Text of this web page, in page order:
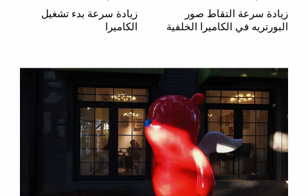
زيادة سرعة بدء تشغيل
الكاميرا
زيادة سرعة التقاط صور
البورتريه في الكاميرا الخلفية